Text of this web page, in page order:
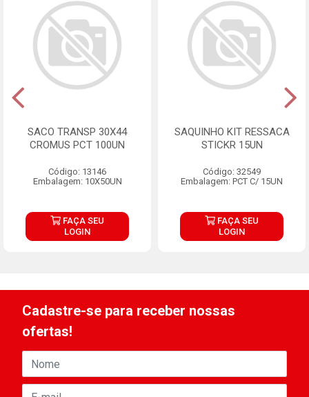
SACO TRANSP 30X44
CROMUS PCT 100UN
Código: 13146
Embalagem: 10X50UN
FAÇA SEU
LOGIN
SAQUINHO KIT RESSACA
STICKR 15UN
Código: 32549
Embalagem: PCT C/ 15UN
FAÇA SEU
LOGIN
Cadastre-se para receber nossas
ofertas!